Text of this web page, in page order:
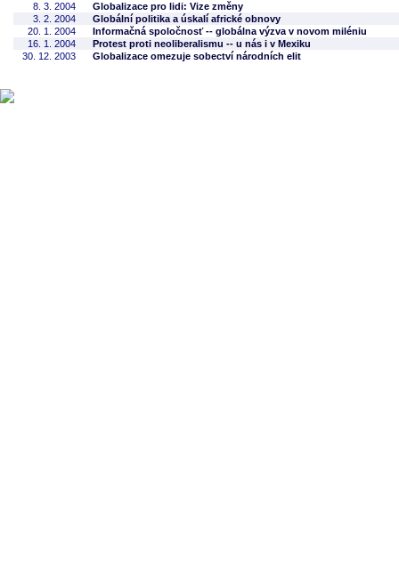
8. 3. 2004
Globalizace pro lidi: Vize změny
3. 2. 2004
Globální politika a úskalí africké obnovy
20. 1. 2004
Informačná spoločnosť -- globálna výzva v novom miléniu
16. 1. 2004
Protest proti neoliberalismu -- u nás i v Mexiku
30. 12. 2003
Globalizace omezuje sobectví národních elit